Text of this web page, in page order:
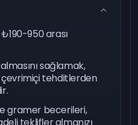
950 arası
sağlamak,
çevrimiçi tehditlerden
gramer becerileri,